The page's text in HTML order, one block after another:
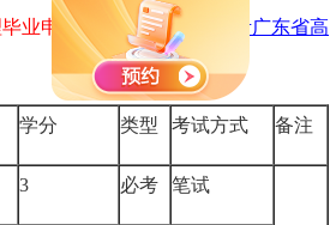
业申请。
2022年关于停考广东省高
学分 类型 考试方式 备注
3 必考 笔试